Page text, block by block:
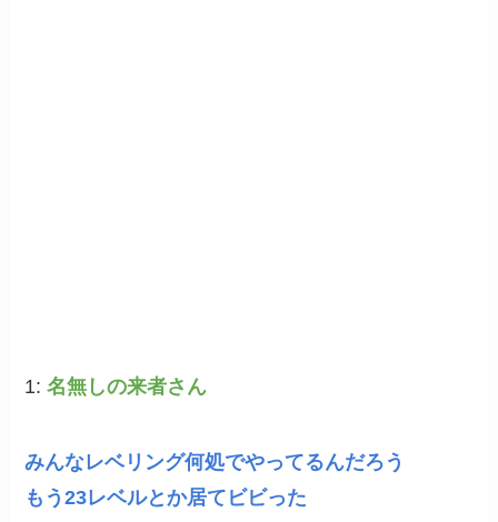
1:名無しの来者さん
みんなレベリング何処でやってるんだろう
もう23レベルとか居てビビった